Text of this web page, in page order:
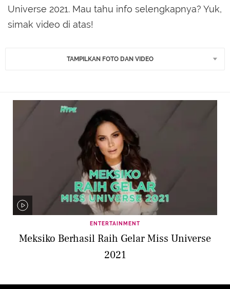
Universe 2021. Mau tahu info selengkapnya? Yuk,
simak video di atas!
TAMPILKAN FOTO DAN VIDEO
ENTERTAINMENT
Meksiko Berhasil Raih Gelar Miss Universe
2021